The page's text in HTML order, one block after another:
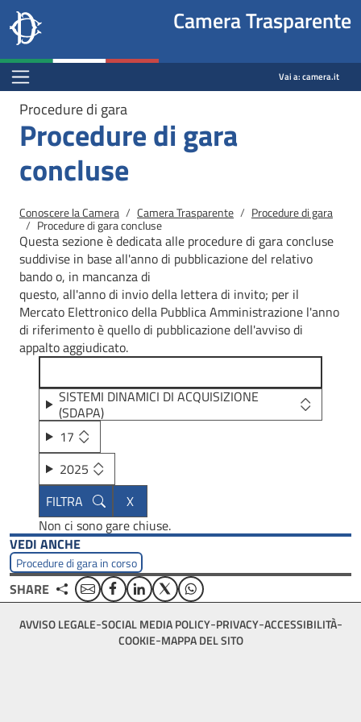
Salta al contenuto principale
Salta al menu di navigazione
Site
header
block
Camera dei deputati
Camera Trasparente
Menu Bar block
Vai a:camera.it
Procedure di gara
Procedure di gara
concluse
Briciole di pane
Conoscere la Camera Camera Trasparente Procedure di gara
Procedure di gara concluse
Questa sezione è dedicata alle procedure di gara concluse
suddivise in base all'anno di pubblicazione del relativo
bando o, in mancanza di
questo, all'anno di invio della lettera di invito; per il
Mercato Elettronico della Pubblica Amministrazione l'anno
di riferimento è quello di pubblicazione dell'avviso di
appalto aggiudicato.
SISTEMI DINAMICI DI ACQUISIZIONE
(SDAPA)
17
2025
Non ci sono gare chiuse.
VEDI ANCHE
Procedure di gara in corso
SHARE EmailFacebookLinkedinTwitterWhatsApp
Footer
bottom
AVVISO LEGALE SOCIAL MEDIA POLICY PRIVACY ACCESSIBILITÀ
COOKIE MAPPA DEL SITO
Fine pagina
Salta al contenuto principale
Salta al menu di navigazione
Vai a inizio pagina